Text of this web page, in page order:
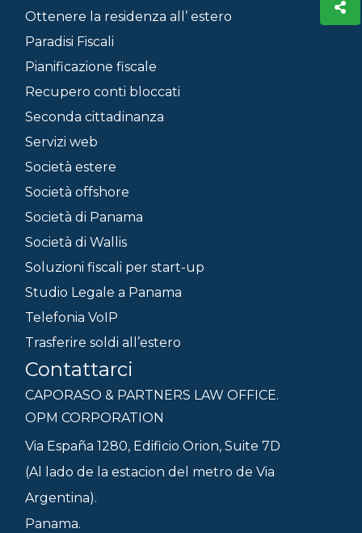
Ottenere la residenza all’ estero
Paradisi Fiscali
Pianificazione fiscale
Recupero conti bloccati
Seconda cittadinanza
Servizi web
Società estere
Società offshore
Società di Panama
Società di Wallis
Soluzioni fiscali per start-up
Studio Legale a Panama
Telefonia VoIP
Trasferire soldi all’estero
Contattarci
CAPORASO & PARTNERS LAW OFFICE.
OPM CORPORATION
Via España 1280, Edificio Orion, Suite 7D
(Al lado de la estacion del metro de Via
Argentina).
Panama.